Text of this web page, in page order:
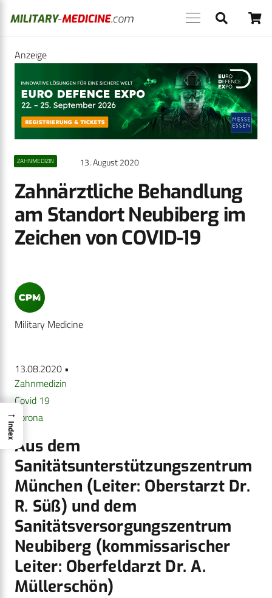
Anzeige
ZAHNMEDIZIN 13. August 2020
Zahnärztliche Behandlung
am Standort Neubiberg im
Zeichen von COVID-19
Military Medicine
13.08.2020 •
Zahnmedizin
Covid 19
Corona
Aus dem
Sanitätsunterstützungszentrum
München (Leiter: Oberstarzt Dr.
R. Süß) und dem
Sanitätsversorgungszentrum
Neubiberg (kommissarischer
Leiter: Oberfeldarzt Dr. A.
Müllerschön)
→
Index